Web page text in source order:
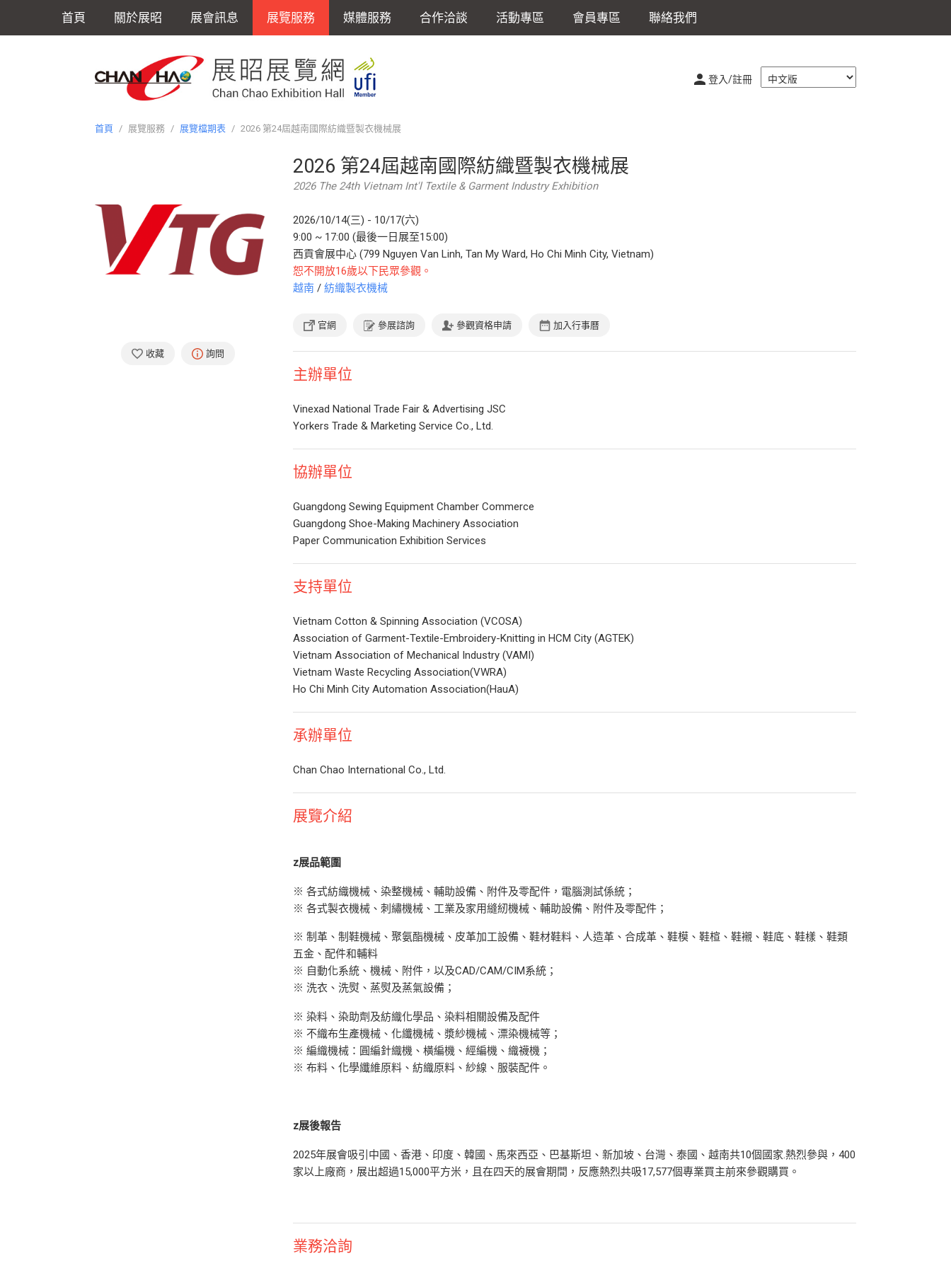
首頁 關於展昭 展會訊息 展覽服務 媒體服務 合作洽談 活動專區 會員專區 聯絡我們
登入/註冊
首頁 / 展覽服務 / 展覽檔期表 / 2026 第24屆越南國際紡織暨製衣機械展
收藏 詢問
2026 第24屆越南國際紡織暨製衣機械展
2026 The 24th Vietnam Int'l Textile & Garment Industry Exhibition
2026/10/14(三) - 10/17(六)
9:00 ~ 17:00 (最後一日展至15:00)
西貢會展中心 (799 Nguyen Van Linh, Tan My Ward, Ho Chi Minh City, Vietnam)
恕不開放16歲以下民眾參觀。
越南 /紡織製衣機械
官網 參展諮詢 參觀資格申請 加入行事曆
主辦單位
Vinexad National Trade Fair & Advertising JSC
Yorkers Trade & Marketing Service Co., Ltd.
協辦單位
Guangdong Sewing Equipment Chamber Commerce
Guangdong Shoe-Making Machinery Association
Paper Communication Exhibition Services
支持單位
Vietnam Cotton & Spinning Association (VCOSA)
Association of Garment-Textile-Embroidery-Knitting in HCM City (AGTEK)
Vietnam Association of Mechanical Industry (VAMI)
Vietnam Waste Recycling Association(VWRA)
Ho Chi Minh City Automation Association(HauA)
承辦單位
Chan Chao International Co., Ltd.
展覽介紹
z展品範圍
※ 各式紡織機械、染整機械、輔助設備、附件及零配件，電腦測試係統；
※ 各式製衣機械、刺繡機械、工業及家用縫紉機械、輔助設備、附件及零配件；
※ 制革、制鞋機械、聚氨酯機械、皮革加工設備、鞋材鞋料、人造革、合成革、鞋模、鞋楦、鞋襯、鞋底、鞋樣、鞋類
五金、配件和輔料
※ 自動化系統、機械、附件，以及CAD/CAM/CIM系統；
※ 洗衣、洗熨、蒸熨及蒸氣設備；
※ 染料、染助劑及紡織化學品、染料相關設備及配件
※ 不織布生產機械、化纖機械、漿紗機械、漂染機械等；
※ 編織機械：圓編針織機、橫編機、經編機、織襪機；
※ 布料、化學纖維原料、紡織原料、紗線、服裝配件。
z展後報告
2025年展會吸引中國、香港、印度、韓國、馬來西亞、巴基斯坦、新加坡、台灣、泰國、越南共10個國家.熱烈參與，400
家以上廠商，展出超過15,000平方米，且在四天的展會期間，反應熱烈共吸17,577個專業買主前來參觀購買。
業務洽詢